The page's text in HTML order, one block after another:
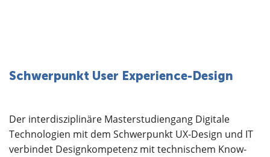
Karriere
Schwerpunkt User Experience-Design
Der interdisziplinäre Masterstudiengang Digitale
Technologien mit dem Schwerpunkt UX-Design und IT
verbindet Designkompetenz mit technischem Know-